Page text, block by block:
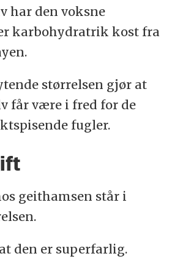
har den voksne
karbohydratrik kost fra
størrelsen gjør at
får være i fred for de
fugler.
geithamsen står i
den er superfarlig.